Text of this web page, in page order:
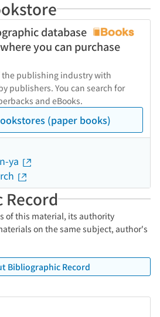
database
you can purchase
the publishing industry with
publishers. You can search for
and eBooks.
(paper books)
ya
Record
of this material, its authority
on the same subject, author's
Bibliographic Record